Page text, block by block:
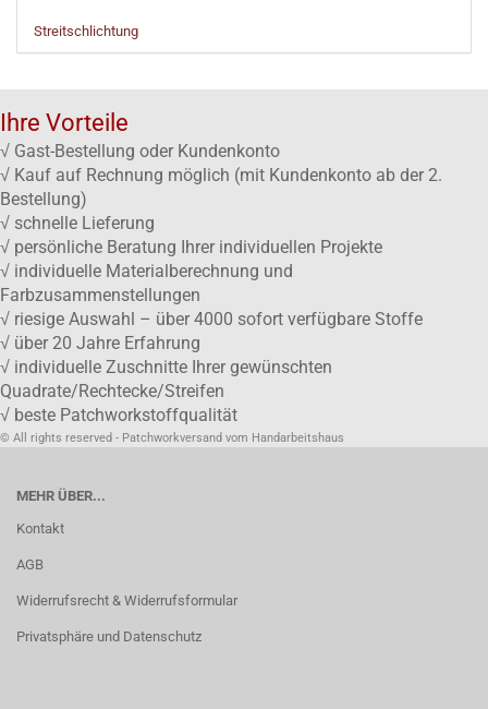
Streitschlichtung
Ihre Vorteile
√ Gast-Bestellung oder Kundenkonto
√ Kauf auf Rechnung möglich (mit Kundenkonto ab der 2.
Bestellung)
√ schnelle Lieferung
√ persönliche Beratung Ihrer individuellen Projekte
√ individuelle Materialberechnung und
Farbzusammenstellungen
√ riesige Auswahl – über 4000 sofort verfügbare Stoffe
√ über 20 Jahre Erfahrung
√ individuelle Zuschnitte Ihrer gewünschten
Quadrate/Rechtecke/Streifen
√ beste Patchworkstoffqualität
© All rights reserved - Patchworkversand vom Handarbeitshaus
MEHR ÜBER...
Kontakt
AGB
Widerrufsrecht & Widerrufsformular
Privatsphäre und Datenschutz